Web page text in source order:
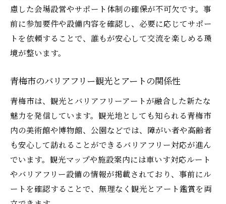
慮した会場設営やサポート体制の確保が不可欠です。事
前に参加要件や設備内容を確認し、必要に応じてサポー
トを依頼することで、誰もが安心して交流を楽しめる環
境が整います。
青梅市のバリアフリー観光とアートの関係性
青梅市は、観光とバリアフリーアートが融合した新たな
魅力を発信しています。観光地としても知られる青梅市
内の美術館や博物館、公園などでは、障がい者や高齢者
も安心して訪れることができるバリアフリー対応が進ん
でいます。観光マップや施設案内には車いす対応ルート
やバリアフリー設備の情報が掲載されており、事前にル
ートを確認することで、無理なく観光とアート鑑賞を両